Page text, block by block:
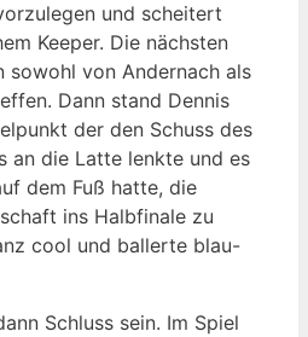
und scheitert
Keeper. Die nächsten
sowohl von Andernach als
Dann stand Dennis
der den Schuss des
an die Latte lenkte und es
dem Fuß hatte, die
ins Halbfinale zu
cool und ballerte blau-
Schluss sein. Im Spiel